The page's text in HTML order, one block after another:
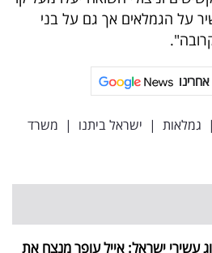
על הגמלאים אך גם על בני
| גמלאות | ישראל ביתנו | משרד
עשירי ישראל: אייל עופר מנצח את